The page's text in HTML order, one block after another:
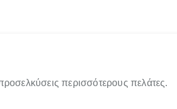
περισσότερους πελάτες.